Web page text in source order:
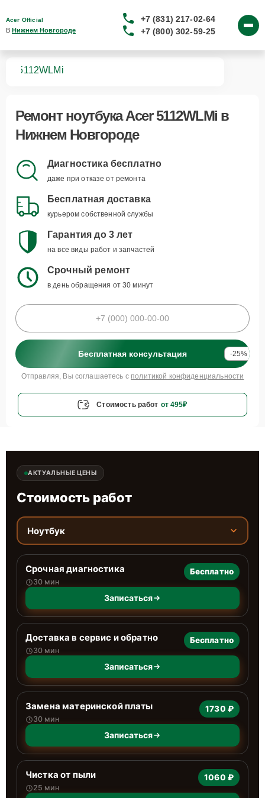
Acer Official
В Нижнем Новгороде
+7 (831) 217-02-64
+7 (800) 302-59-25
5112WLMi
Ремонт ноутбука Acer 5112WLMi в
Нижнем Новгороде
Диагностика бесплатно
даже при отказе от ремонта
Бесплатная доставка
курьером собственной службы
Гарантия до 3 лет
на все виды работ и запчастей
Срочный ремонт
в день обращения от 30 минут
Бесплатная консультация -25%
Отправляя, Вы соглашаетесь с политикой конфиденциальности
Стоимость работ от 495₽
АКТУАЛЬНЫЕ ЦЕНЫ
Стоимость работ
Ноутбук
Срочная диагностика
30 мин
Бесплатно
Записаться
Доставка в сервис и обратно
30 мин
Бесплатно
Записаться
Замена материнской платы
30 мин
1730 ₽
Записаться
Чистка от пыли
25 мин
1060 ₽